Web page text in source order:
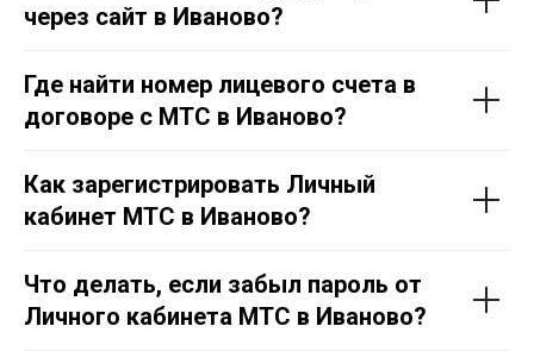
через сайт в Иваново?
Где найти номер лицевого счета в
договоре с МТС в Иваново?
Как зарегистрировать Личный
кабинет МТС в Иваново?
Что делать, если забыл пароль от
Личного кабинета МТС в Иваново?